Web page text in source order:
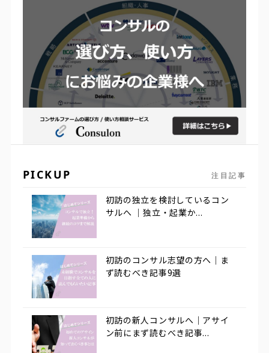
PICKUP 注目記事
初訪の独立を検討しているコン
サルへ ｜独立・起業か...
初訪のコンサル志望の方へ｜ま
ず読むべき記事9選
初訪の新人コンサルへ｜アサイ
ン前にまず読むべき記事...